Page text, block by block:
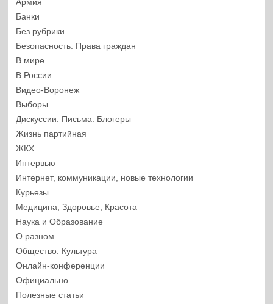
Армия
Банки
Без рубрики
Безопасность. Права граждан
В мире
В России
Видео-Воронеж
Выборы
Дискуссии. Письма. Блогеры
Жизнь партийная
ЖКХ
Интервью
Интернет, коммуникации, новые технологии
Курьезы
Медицина, Здоровье, Красота
Наука и Образование
О разном
Общество. Культура
Онлайн-конференции
Официально
Полезные статьи